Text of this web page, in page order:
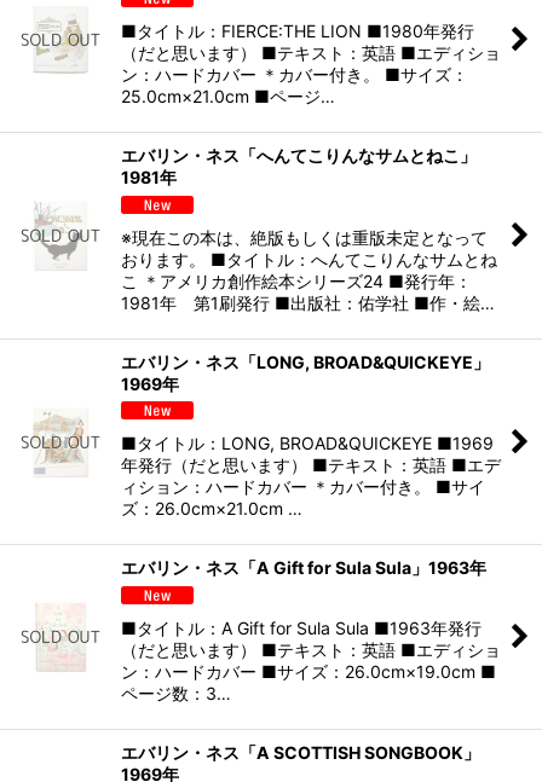
■タイトル：FIERCE:THE LION ■1980年発行
（だと思います） ■テキスト：英語 ■エディショ
ン：ハードカバー ＊カバー付き。 ■サイズ：
25.0cm×21.0cm ■ページ…
エバリン・ネス「へんてこりんなサムとねこ」
1981年
※現在この本は、絶版もしくは重版未定となって
おります。 ■タイトル：へんてこりんなサムとね
こ ＊アメリカ創作絵本シリーズ24 ■発行年：
1981年 第1刷発行 ■出版社：佑学社 ■作・絵…
エバリン・ネス「LONG, BROAD&QUICKEYE」
1969年
■タイトル：LONG, BROAD&QUICKEYE ■1969
年発行（だと思います） ■テキスト：英語 ■エデ
ィション：ハードカバー ＊カバー付き。 ■サイ
ズ：26.0cm×21.0cm …
エバリン・ネス「A Gift for Sula Sula」1963年
■タイトル：A Gift for Sula Sula ■1963年発行
（だと思います） ■テキスト：英語 ■エディショ
ン：ハードカバー ■サイズ：26.0cm×19.0cm ■
ページ数：3…
エバリン・ネス「A SCOTTISH SONGBOOK」
1969年